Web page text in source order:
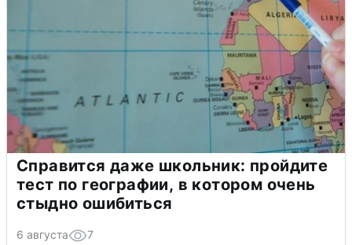
Справится даже школьник: пройдите
тест по географии, в котором очень
стыдно ошибиться
6 августа 7